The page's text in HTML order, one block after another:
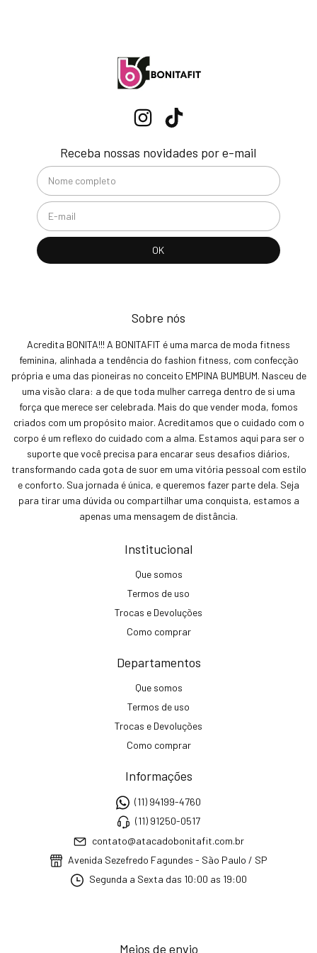
Receba nossas novidades por e-mail
Sobre nós
Acredita BONITA!!! A BONITAFIT é uma marca de moda fitness
feminina, alinhada a tendência do fashion fitness, com confecção
própria e uma das pioneiras no conceito EMPINA BUMBUM. Nasceu de
uma visão clara: a de que toda mulher carrega dentro de si uma
força que merece ser celebrada. Mais do que vender moda, fomos
criados com um propósito maior. Acreditamos que o cuidado com o
corpo é um reflexo do cuidado com a alma. Estamos aqui para ser o
suporte que você precisa para encarar seus desafios diários,
transformando cada gota de suor em uma vitória pessoal com estilo
e conforto. Sua jornada é única, e queremos fazer parte dela. Seja
para tirar uma dúvida ou compartilhar uma conquista, estamos a
apenas uma mensagem de distância.
Institucional
Que somos
Termos de uso
Trocas e Devoluções
Como comprar
Departamentos
Que somos
Termos de uso
Trocas e Devoluções
Como comprar
Informações
(11) 94199-4760
(11) 91250-0517
contato@atacadobonitafit.com.br
Avenida Sezefredo Fagundes - São Paulo / SP
Segunda a Sexta das 10:00 as 19:00
Meios de envio